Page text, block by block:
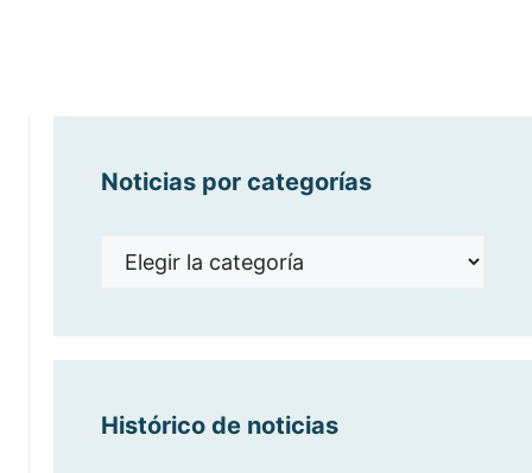
Noticias por categorías
Noticias
Histórico de noticias